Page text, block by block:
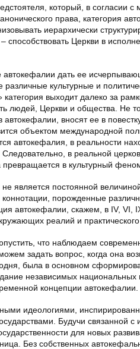
который, в согласии
права, категория
иерархически
Церкви в
автокефалии дать ее
культурные и
выходит далеко за
людей, Церкви и общества. Не
вносят ее в
объектом международной
автокефалия, в реальности
в реальной
превращается в культурный
является постоянной
порожденные
автокефалии, скажем, в IV, VI,
реалий и
что наблюдаем
задать вопрос, когда она
была в основном
независимых национальных
концепции автокефалии.
идеологиями,
Будучи связанной с
для новых
Без собственных